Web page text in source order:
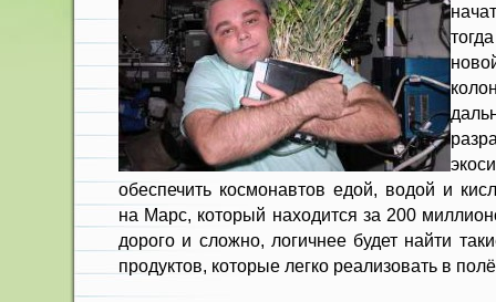
обеспечить космонавтов едой, водой и
на Марс, который находится за 200
дорого и сложно, логичнее будет найти
продуктов, которые легко реализовать в